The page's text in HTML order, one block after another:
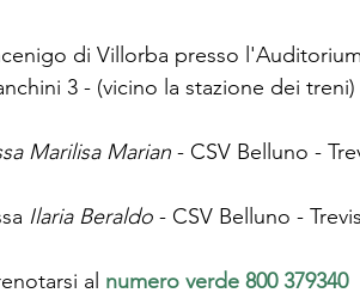
di Villorba presso
3 - (vicino la stazione dei treni)
Marilisa Marian - CSV Belluno -
Ilaria Beraldo - CSV Belluno -
al numero verde 800 379340